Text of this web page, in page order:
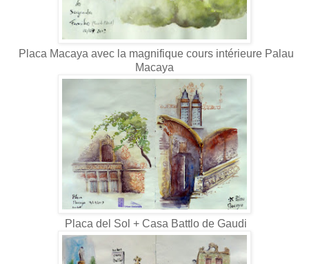
Placa Macaya avec la magnifique cours intérieure Palau
Macaya
Placa del Sol + Casa Battlo de Gaudi